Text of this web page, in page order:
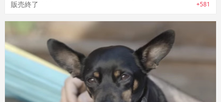
販売終了 +581